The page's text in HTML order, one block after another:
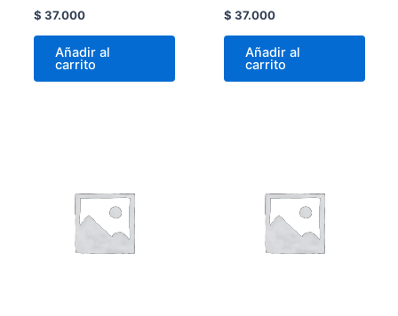
$ 37.000
Añadir al
carrito
$ 37.000
Añadir al
carrito